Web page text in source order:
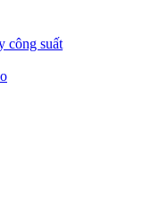
công suất